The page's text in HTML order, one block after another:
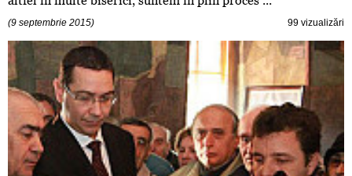
(9 septembrie 2015) 99 vizualizări